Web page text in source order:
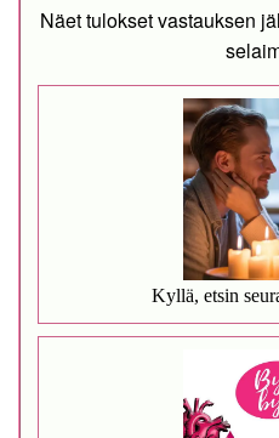
Näet tulokset vastauksen
Kyllä, etsin